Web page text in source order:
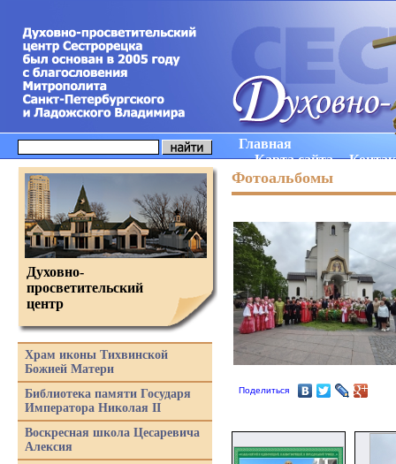
Главная
Карта сайта
Фотоальбомы
Поделиться
Духовно-
просветительский
центр
Храм иконы Тихвинской
Божией Матери
Библиотека памяти Государя
Императора Николая II
Воскресная школа Цесаревича
Алексия